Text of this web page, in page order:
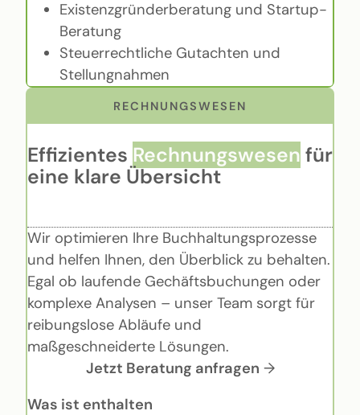
Existenzgründerberatung und Startup-
Beratung
Steuerrechtliche Gutachten und
Stellungnahmen
RECHNUNGSWESEN
Effizientes Rechnungswesen für
eine klare Übersicht
Wir optimieren Ihre Buchhaltungsprozesse
und helfen Ihnen, den Überblick zu behalten.
Egal ob laufende Gechäftsbuchungen oder
komplexe Analysen – unser Team sorgt für
reibungslose Abläufe und
maßgeschneiderte Lösungen.
Jetzt Beratung anfragen →
Was ist enthalten